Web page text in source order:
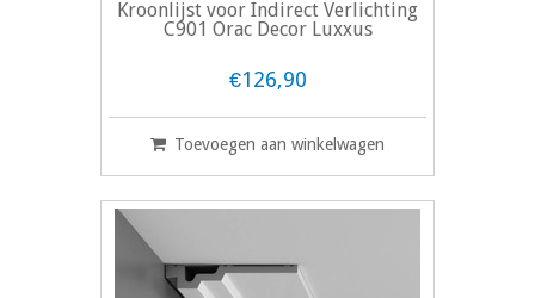
Kroonlijst voor Indirect Verlichting
C901 Orac Decor Luxxus
€126,90
Toevoegen aan winkelwagen